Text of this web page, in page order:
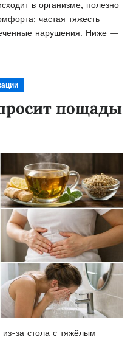
в организме, полезно
частая тяжесть
нарушения. Ниже —
пощады
за стола с тяжёлым